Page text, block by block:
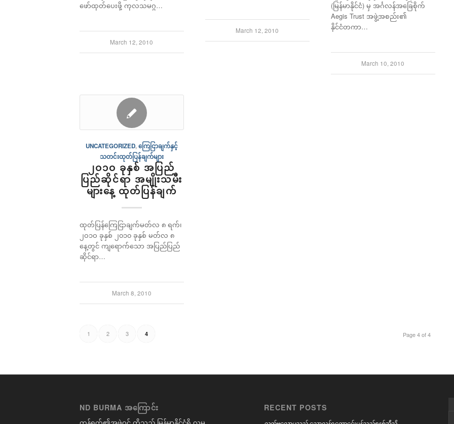
ဖော်ထုတ်ပေးဖို့ ကုလသမဂ္ဂ…
March 12, 2010
March 12, 2010
(မြန်မာနိုင်ငံ) မှ အင်္ဂလန်အခြေစိုက်
Aegis Trust အဖွဲ့အစည်း၏
နိုင်ငံတကာ…
March 10, 2010
UNCATEGORIZED,ကြေငြာချက်နှင့်
သတင်းထုတ်ပြန်ချက်များ
၂ဝ၁ဝ ခုနှစ် အပြည်
ပြည်ဆိုင်ရာ အမျိုးသမီး
များနေ့ ထုတ်ပြန်ချက်
ထုတ်ပြန်ကြေငြာချက်မတ်လ ၈ ရက်၊
၂ဝ၁ဝ ခုနှစ် ၂၀၁၀ ခုနှစ် မတ်လ ၈
နေ့တွင် ကျရောက်သော အပြည်ပြည်
ဆိုင်ရာ…
March 8, 2010
Page 4 of 4
1 2 3 4
ND BURMA အကြောင်း RECENT POSTS